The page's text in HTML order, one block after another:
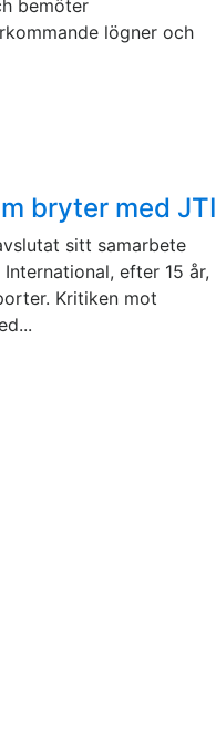
bemöter
lögner och
bryter med JTI
sitt samarbete
efter 15 år,
Kritiken mot